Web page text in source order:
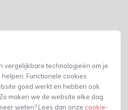
vergelijkbare technologieën om je
Functionele cookies
goed werkt en hebben ook
maken we de website elke dag
weten? Lees dan onze cookie-